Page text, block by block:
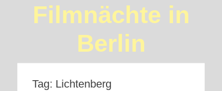
Filmnächte in
Berlin
Tag: Lichtenberg